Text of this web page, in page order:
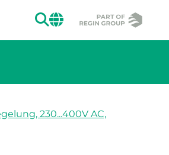
SUCHEN
CHANGE
230...400V AC,